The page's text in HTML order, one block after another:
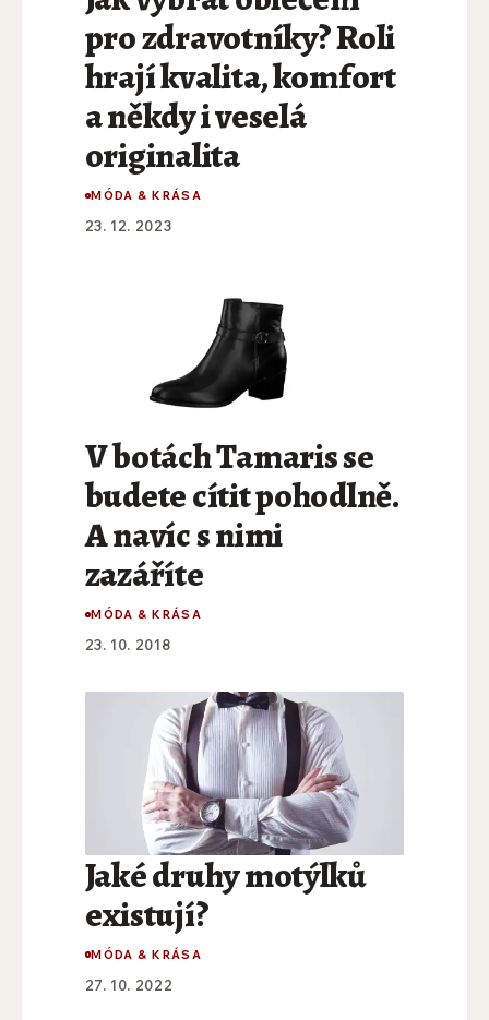
pro zdravotníky? Roli
hrají kvalita, komfort
a někdy i veselá
originalita
MÓDA & KRÁSA
23. 12. 2023
V botách Tamaris se
budete cítit pohodlně.
A navíc s nimi
zazáříte
MÓDA & KRÁSA
23. 10. 2018
Jaké druhy motýlků
existují?
MÓDA & KRÁSA
27. 10. 2022